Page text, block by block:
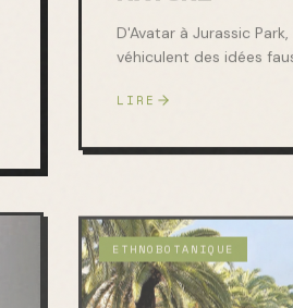
D'Avatar à Jurassic
véhiculent des idées
LIRE
ETHNOBOTANIQUE